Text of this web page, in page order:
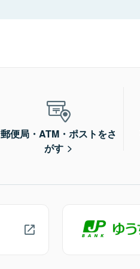
郵便局・ATM・ポストをさ
がす